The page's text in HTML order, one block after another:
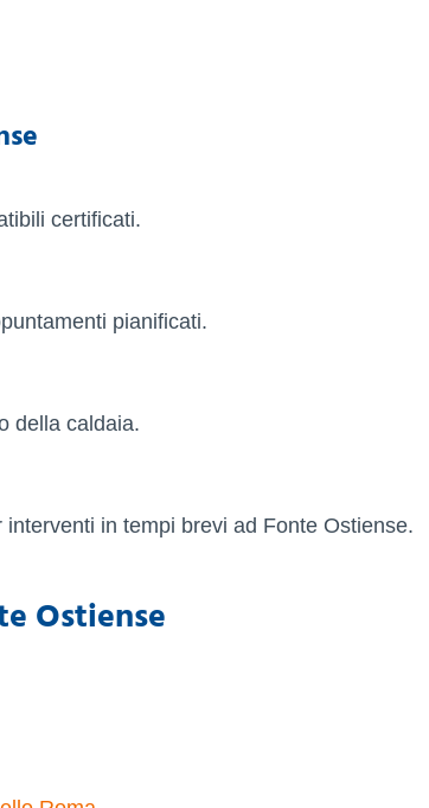
certificati.
pianificati.
della caldaia.
in tempi brevi ad Fonte Ostiense.
Ostiense